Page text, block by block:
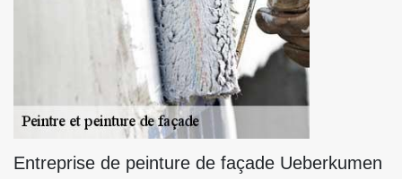
Entreprise de peinture de façade Ueberkumen